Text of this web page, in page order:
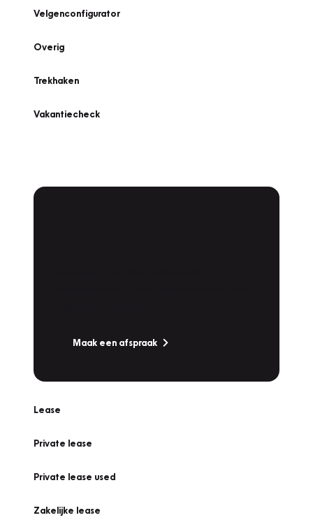
Velgenconfigurator
Overig
Trekhaken
Vakantiecheck
Maak een afspraak
Lease
Private lease
Private lease used
Zakelijke lease